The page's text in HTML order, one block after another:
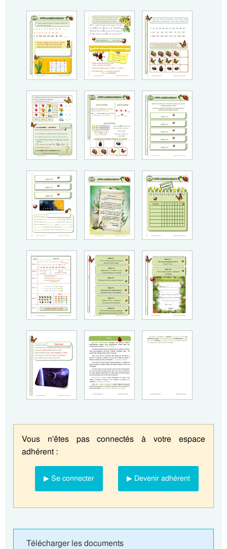
Vous n'êtes pas connectés à votre espace
adhérent :
▶ Se connecter ▶ Devenir adhérent
Télécharger les documents